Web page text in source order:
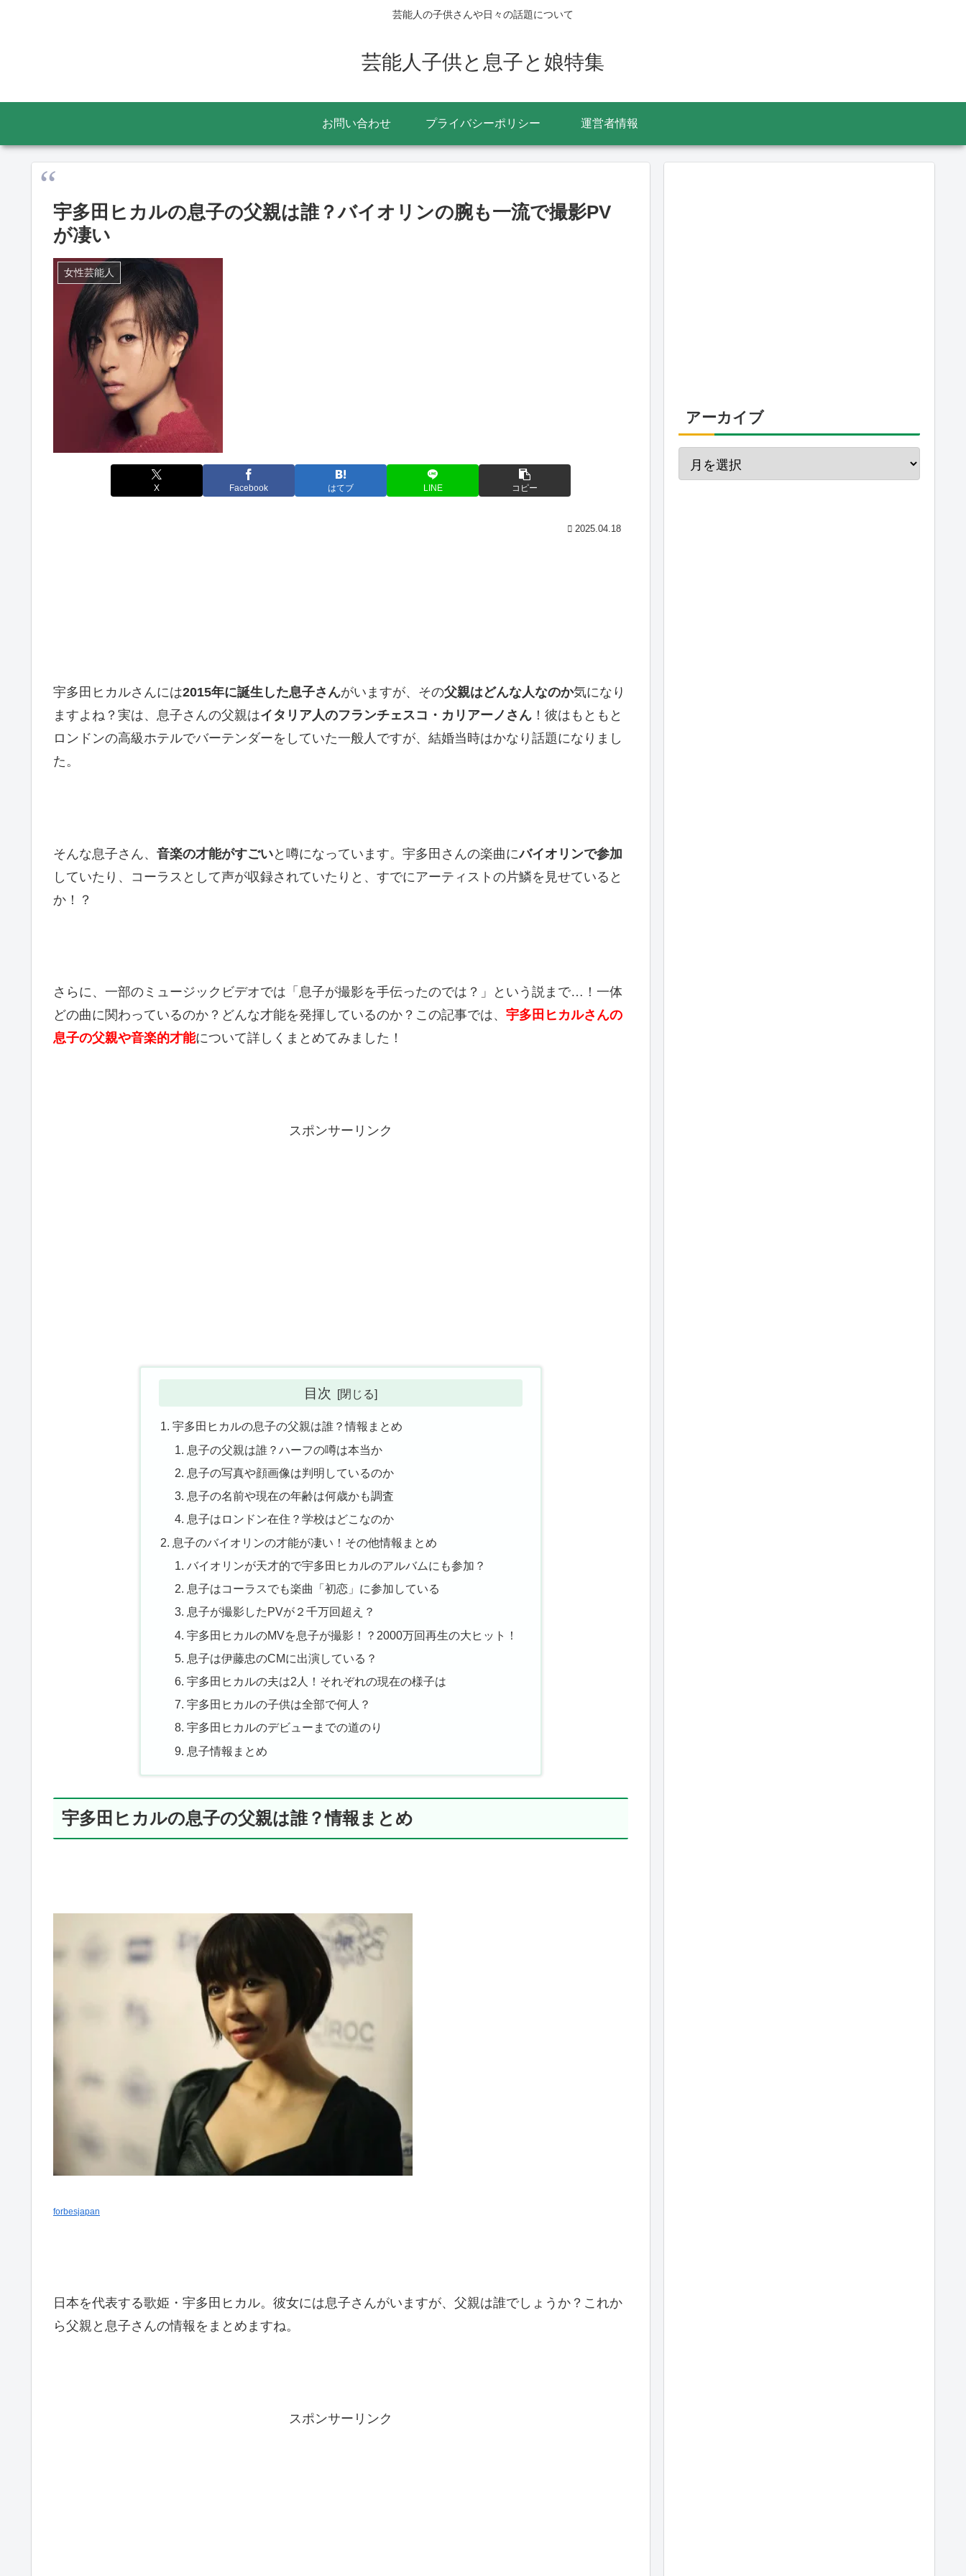
芸能人の子供さんや日々の話題について
芸能人子供と息子と娘特集
お問い合わせ プライバシーポリシー 運営者情報
宇多田ヒカルの息子の父親は誰？バイオリンの腕も一流で撮影PV
が凄い
女性芸能人
X Facebook はてブ LINE コピー
2025.04.18
宇多田ヒカルさんには2015年に誕生した息子さんがいますが、その父親はどんな人なのか気になり
ますよね？実は、息子さんの父親はイタリア人のフランチェスコ・カリアーノさん ！彼はもともと
ロンドンの高級ホテルでバーテンダーをしていた一般人ですが、結婚当時はかなり話題になりまし
た。
そんな息子さん、 音楽の才能がすごいと噂になっています。宇多田さんの楽曲にバイオリンで参加
していたり、コーラスとして声が収録されていたりと、すでにアーティストの片鱗を見せていると
か！？
さらに、一部のミュージックビデオでは「息子が撮影を手伝ったのでは？」という説まで…！一体
どの曲に関わっているのか？どんな才能を発揮しているのか？この記事では、 宇多田ヒカルさんの
息子の父親や音楽的才能について詳しくまとめてみました！
スポンサーリンク
目次
宇多田ヒカルの息子の父親は誰？情報まとめ
息子の父親は誰？ハーフの噂は本当か
息子の写真や顔画像は判明しているのか
息子の名前や現在の年齢は何歳かも調査
息子はロンドン在住？学校はどこなのか
息子のバイオリンの才能が凄い！その他情報まとめ
バイオリンが天才的で宇多田ヒカルのアルバムにも参加？
息子はコーラスでも楽曲「初恋」に参加している
息子が撮影したPVが２千万回超え？
宇多田ヒカルのMVを息子が撮影！？2000万回再生の大ヒット！
息子は伊藤忠のCMに出演している？
宇多田ヒカルの夫は2人！それぞれの現在の様子は
宇多田ヒカルの子供は全部で何人？
宇多田ヒカルのデビューまでの道のり
息子情報まとめ
宇多田ヒカルの息子の父親は誰？情報まとめ
forbesjapan
日本を代表する歌姫・宇多田ヒカル。彼女には息子さんがいますが、父親は誰でしょうか？これか
ら父親と息子さんの情報をまとめますね。
スポンサーリンク
アーカイブ